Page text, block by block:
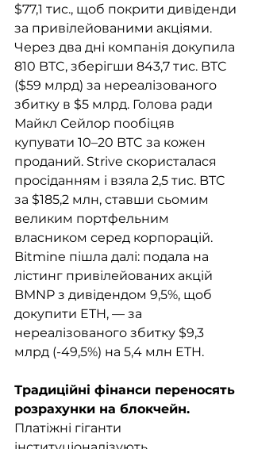
$77,1 тис., щоб покрити дивіденди
за привілейованими акціями.
Через два дні компанія докупила
810 BTC, зберігши 843,7 тис. BTC
($59 млрд) за нереалізованого
збитку в $5 млрд. Голова ради
Майкл Сейлор пообіцяв
купувати 10–20 BTC за кожен
проданий. Strive скористалася
просіданням і взяла 2,5 тис. BTC
за $185,2 млн, ставши сьомим
великим портфельним
власником серед корпорацій.
Bitmine пішла далі: подала на
лістинг привілейованих акцій
BMNP з дивідендом 9,5%, щоб
докупити ETH, — за
нереалізованого збитку $9,3
млрд (-49,5%) на 5,4 млн ETH.
Традиційні фінанси переносять
розрахунки на блокчейн.
Платіжні гіганти